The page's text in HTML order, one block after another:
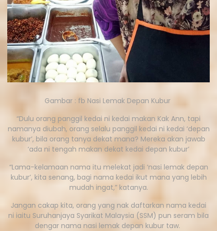
Gambar : fb Nasi Lemak Depan Kubur
“Dulu orang panggil kedai ni kedai makan Kak Ann, tapi
namanya diubah, orang selalu panggil kedai ni kedai ‘depan
kubur’, bila orang tanya dekat mana? Mereka akan jawab
‘ada ni tengah makan dekat kedai depan kubur’
“Lama-kelamaan nama itu melekat jadi ‘nasi lemak depan
kubur’, kita senang, bagi nama kedai ikut mana yang lebih
mudah ingat,” katanya.
Jangan cakap kita, orang yang nak daftarkan nama kedai
ni iaitu Suruhanjaya Syarikat Malaysia (SSM) pun seram bila
dengar nama nasi lemak depan kubur taw.